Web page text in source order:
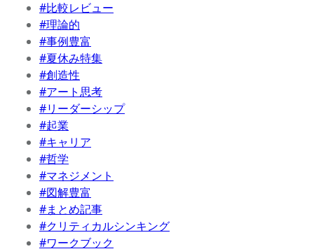
#比較レビュー
#理論的
#事例豊富
#夏休み特集
#創造性
#アート思考
#リーダーシップ
#起業
#キャリア
#哲学
#マネジメント
#図解豊富
#まとめ記事
#クリティカルシンキング
#ワークブック